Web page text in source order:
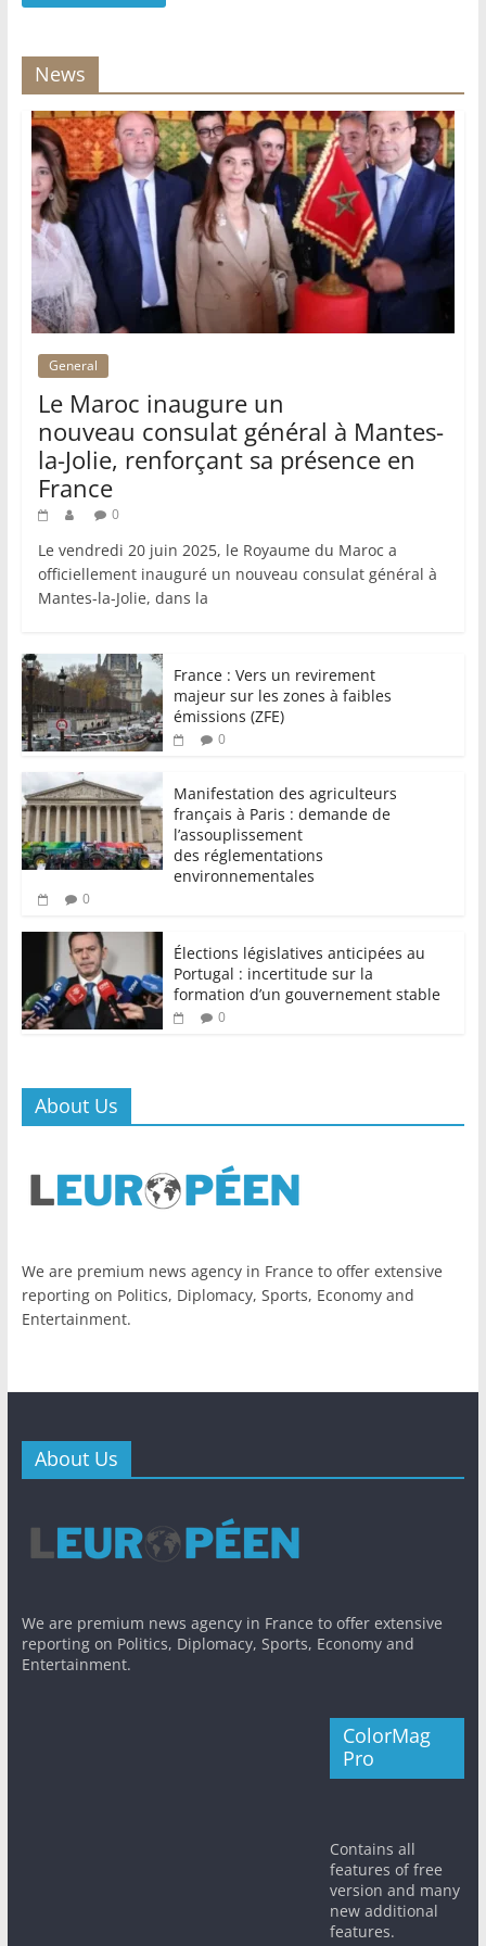
News
General
Le Maroc inaugure un
nouveau consulat général à Mantes-
la-Jolie, renforçant sa présence en
France
0
Le vendredi 20 juin 2025, le Royaume du Maroc a
officiellement inauguré un nouveau consulat général à
Mantes-la-Jolie, dans la
France : Vers un revirement
majeur sur les zones à faibles
émissions (ZFE)
0
Manifestation des agriculteurs
français à Paris : demande de
l’assouplissement
des réglementations
environnementales
0
Élections législatives anticipées au
Portugal : incertitude sur la
formation d’un gouvernement stable
0
About Us
We are premium news agency in France to offer extensive
reporting on Politics, Diplomacy, Sports, Economy and
Entertainment.
About Us
We are premium news agency in France to offer extensive
reporting on Politics, Diplomacy, Sports, Economy and
Entertainment.
ColorMag
Pro
Contains all
features of free
version and many
new additional
features.